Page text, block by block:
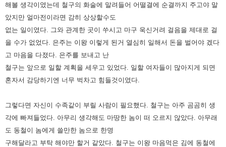
해볼 생각이였는데 철구의 화술에 말려들어 어떨결에 순결까지 주고야 말
았지만 얼마전이라면 감히 상상할수도
없는 일이였다. 그와 관계한 곳이 쑤시고 마구 욱신거려 걸음을 제대로 걸
을 수가 없었다. 은주는 이왕 이렇게 된거 열심히 일해서 돈을 벌어야 겠다
고 마음을 다졌다. 은주를 보내고 난
철구는 앞으로 일할 계획을 세우고 있었다. 일할 여자들이 많아지게 되면
혼자서 감당하기엔 너무 벅차고 힘들것이였다.
그렇다면 자신이 수족같이 부릴 사람이 필요했다. 철구는 아주 곰곰히 생
각에 빠져들었다. 아무리 생각해도 마땅한 놈이 떠 오르지 않았다. 아무래
도 동철이 놈에게 쓸만한 놈으로 한명
구해달라고 부탁 해야만 할거 같았다. 철구는 이왕 마음먹은 김에 동철에